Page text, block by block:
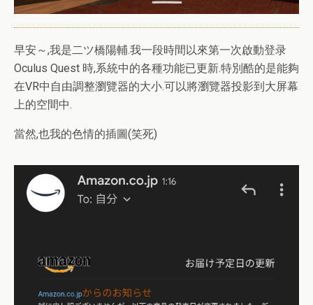
早安～,我是二ツ橋陽輔.我一段時間以來第一次啟動登录
Oculus Quest 時,系統中的各種功能已更新.特別酷的是能夠
在VR中自由調整瀏覽器的大小.可以將瀏覽器投影到大屏幕
上的空間中.
當然,也我的色情的插圖(笑死)